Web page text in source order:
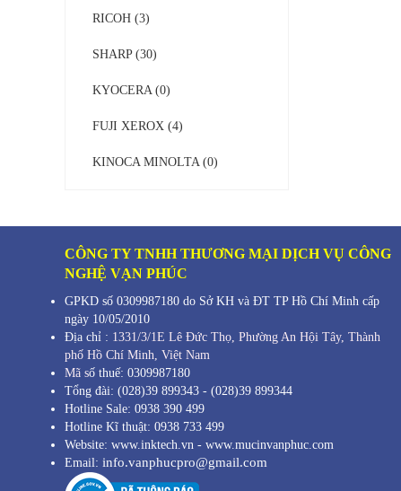
RICOH (3)
SHARP (30)
KYOCERA (0)
FUJI XEROX (4)
KINOCA MINOLTA (0)
CÔNG TY TNHH THƯƠNG MẠI DỊCH VỤ CÔNG
NGHỆ VẠN PHÚC
GPKD số 0309987180 do Sở KH và ĐT TP Hồ Chí Minh cấp
ngày 10/05/2010
Địa chỉ : 1331/3/1E Lê Đức Thọ, Phường An Hội Tây, Thành
phố Hồ Chí Minh, Việt Nam
Mã số thuế: 0309987180
Tổng đài: (028)39 899343 - (028)39 899344
Hotline Sale: 0938 390 499
Hotline Kĩ thuật: 0938 733 499
Website: www.inktech.vn - www.mucinvanphuc.com
Email: info.vanphucpro@gmail.com